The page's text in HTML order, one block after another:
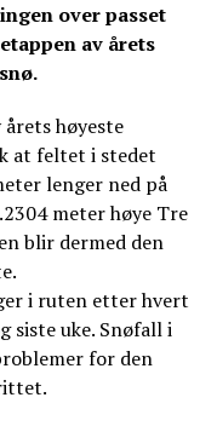
over passet
av årets
høyeste
at feltet i stedet
lenger ned på
meter høye Tre
blir dermed den
i ruten etter hvert
siste uke. Snøfall i
for den